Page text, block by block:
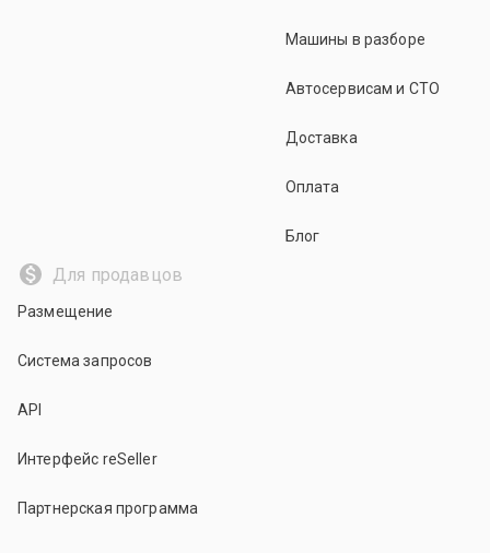
Машины в разборе
Автосервисам и СТО
Доставка
Оплата
Блог
Для продавцов
Размещение
Система запросов
API
Интерфейс reSeller
Партнерская программа